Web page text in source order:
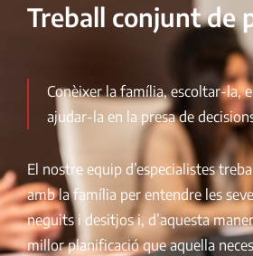
Treball conjunt de
Conèixer la família, escoltar-la,
ajudar-la en la presa de
El nostre equip d’especialistes
amb la família per entendre les
neguits i desitjos i, d’aquesta
millor planificació que aquella